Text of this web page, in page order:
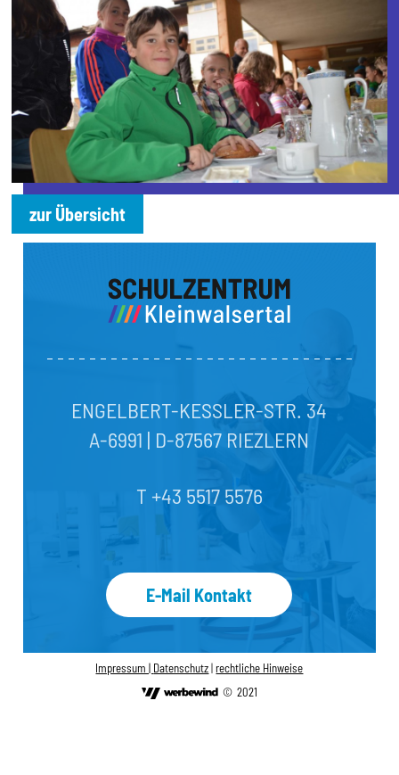
zur Übersicht
ENGELBERT-KESSLER-STR. 34
A-6991 | D-87567 RIEZLERN
T +43 5517 5576
E-Mail Kontakt
Impressum | Datenschutz|rechtliche Hinweise
© 2021